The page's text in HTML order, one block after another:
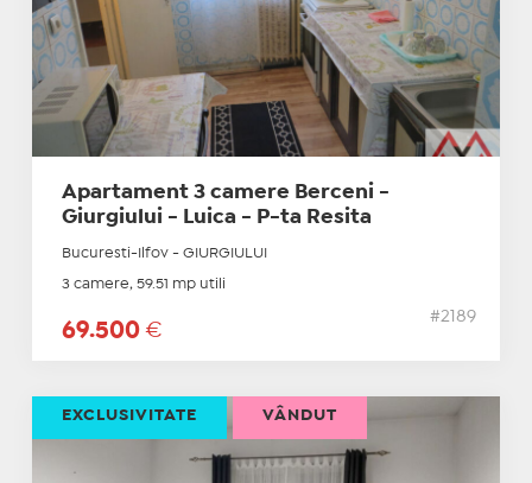
Apartament 3 camere Berceni -
Giurgiului - Luica - P-ta Resita
Bucuresti-Ilfov - GIURGIULUI
3 camere, 59.51 mp utili
69.500 €
#2189
EXCLUSIVITATE VÂNDUT